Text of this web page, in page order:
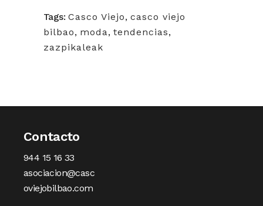
Tags: Casco Viejo, casco viejo
bilbao, moda, tendencias,
zazpikaleak
Contacto
944 15 16 33
asociacion@casc
oviejobilbao.com